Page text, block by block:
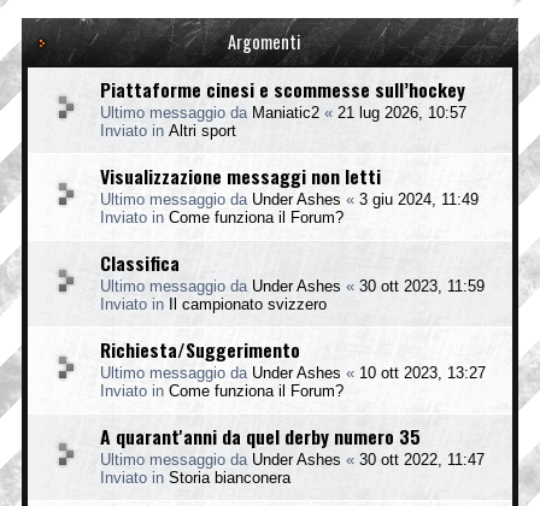
Argomenti
Piattaforme cinesi e scommesse sull’hockey
Ultimo messaggio da Maniatic2 « 21 lug 2026, 10:57
Inviato in Altri sport
Visualizzazione messaggi non letti
Ultimo messaggio da Under Ashes « 3 giu 2024, 11:49
Inviato in Come funziona il Forum?
Classifica
Ultimo messaggio da Under Ashes « 30 ott 2023, 11:59
Inviato in
Il campionato svizzero
Richiesta/Suggerimento
Ultimo messaggio da Under Ashes « 10 ott 2023, 13:27
Inviato in Come funziona il Forum?
A quarant'anni da quel derby numero 35
Ultimo messaggio da Under Ashes « 30 ott 2022, 11:47
Inviato in Storia bianconera